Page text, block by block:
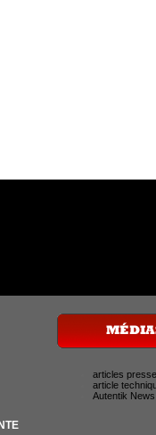
articles presse
article
Autentik News